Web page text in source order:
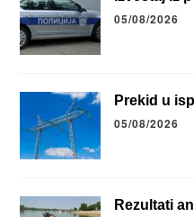
05/08/2026
Prekid u
05/08/2026
Rezultati